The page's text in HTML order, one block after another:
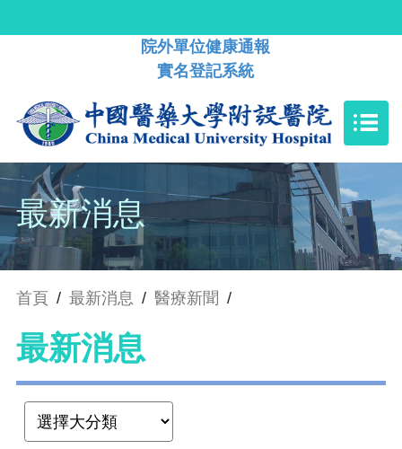
院外單位健康通報
實名登記系統
最新消息
首頁 / 最新消息 / 醫療新聞 /
最新消息